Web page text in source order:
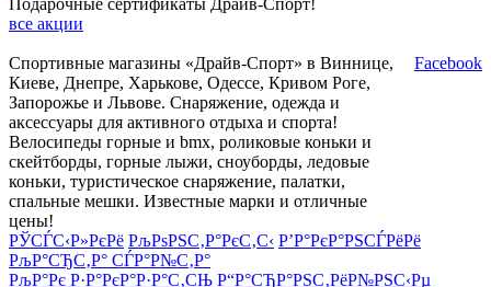
Подарочные сертификаты Драйв-Спорт!
все акции
Спортивные магазины «Драйв-Спорт» в Виннице,
Киеве, Днепре, Харькове, Одессе, Кривом Роге,
Запорожье и Львове. Снаряжение, одежда и
аксессуары для активного отдыха и спорта!
Велосипеды горные и bmx, роликовые коньки и
скейтборды, горные лыжи, сноуборды, ледовые
коньки, туристическое снаряжение, палатки,
спальные мешки. Известные марки и отличные
цены!
Facebook
РЎСЃС‹Р»РєРё РљРѕРЅС‚Р°РєС‚С‹ Р’Р°РєР°РЅСЃРёРё
РљР°СЂС‚Р° СЃР°Р№С‚Р°
РљР°Рє Р·Р°РєР°Р·Р°С‚СЊ Р“Р°СЂР°РЅС‚РёР№РЅС‹Рµ